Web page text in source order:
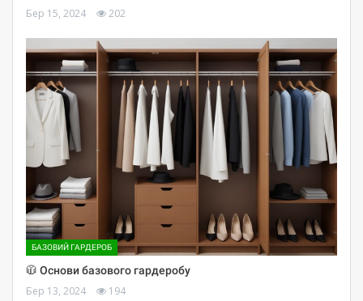
Бер 15, 2024 202
БАЗОВИЙ ГАРДЕРОБ
🧥 Основи базового гардеробу
Бер 13, 2024 194